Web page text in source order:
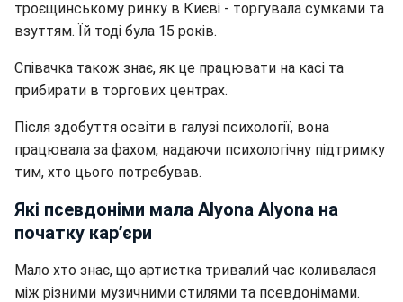
троєщинському ринку в Києві - торгувала сумками та
взуттям. Їй тоді була 15 років.
Співачка також знає, як це працювати на касі та
прибирати в торгових центрах.
Після здобуття освіти в галузі психології, вона
працювала за фахом, надаючи психологічну підтримку
тим, хто цього потребував.
Які псевдоніми мала Alyona Alyona на
початку кар’єри
Мало хто знає, що артистка тривалий час коливалася
між різними музичними стилями та псевдонімами.